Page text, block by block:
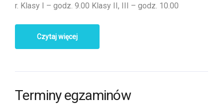
r. Klasy I – godz. 9.00 Klasy II, III – godz. 10.00
Czytaj więcej
Terminy egzaminów